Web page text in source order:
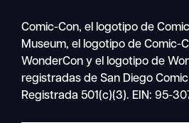
Comic-Con, el logotipo de
Museum, el logotipo de Comic-
WonderCon y el logotipo de
registradas de San Diego
Registrada 501(c)(3). EIN: 95-